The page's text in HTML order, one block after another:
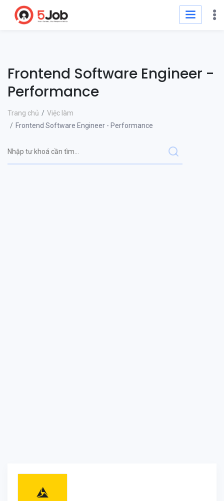
Frontend Software Engineer -
Performance
Trang chủ
Việc làm
Frontend Software Engineer - Performance